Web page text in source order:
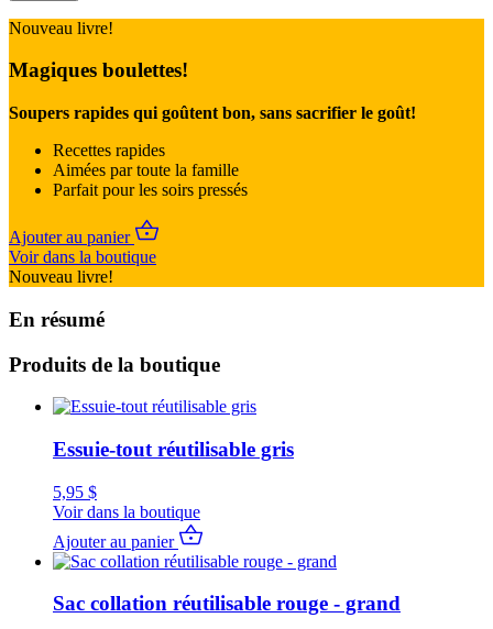
Nouveau livre!
Magiques boulettes!
Soupers rapides qui goûtent bon, sans sacrifier le goût!
Recettes rapides
Aimées par toute la famille
Parfait pour les soirs pressés
Ajouter au panier
Voir dans la boutique
Nouveau livre!
En résumé
Produits de la boutique
Essuie-tout réutilisable gris
5,95 $
Voir dans la boutique
Ajouter au panier
Sac collation réutilisable rouge - grand